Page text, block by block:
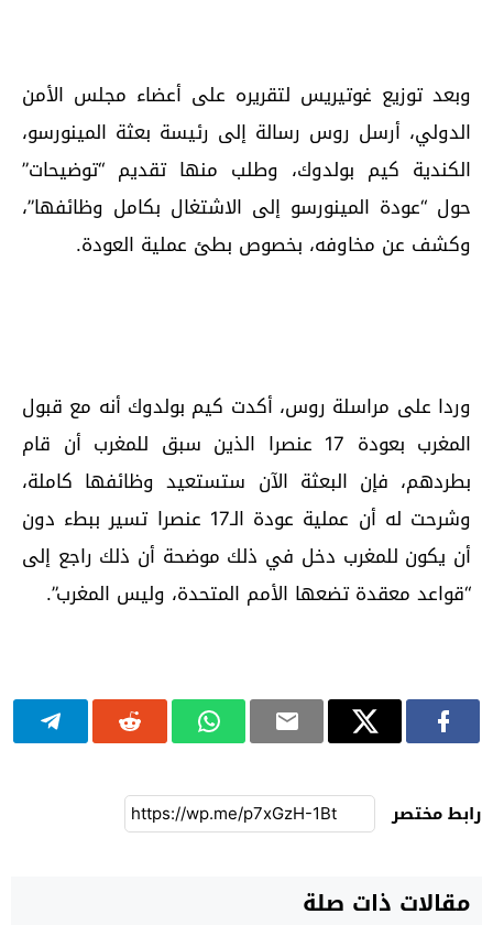
وبعد توزيع غوتيريس لتقريره على أعضاء مجلس الأمن
الدولي، أرسل روس رسالة إلى رئيسة بعثة المينورسو،
الكندية كيم بولدوك، وطلب منها تقديم “توضيحات”
حول “عودة المينورسو إلى الاشتغال بكامل وظائفها”،
وكشف عن مخاوفه، بخصوص بطئ عملية العودة.
وردا على مراسلة روس، أكدت كيم بولدوك أنه مع قبول
المغرب بعودة 17 عنصرا الذين سبق للمغرب أن قام
بطردهم، فإن البعثة الآن ستستعيد وظائفها كاملة،
وشرحت له أن عملية عودة الـ17 عنصرا تسير ببطء دون
أن يكون للمغرب دخل في ذلك موضحة أن ذلك راجع إلى
“قواعد معقدة تضعها الأمم المتحدة، وليس المغرب”.
رابط مختصر
مقالات ذات صلة